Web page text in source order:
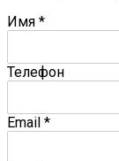
Имя *
Телефон
Email *